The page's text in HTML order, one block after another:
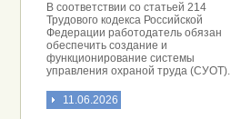
В соответствии со статьей 214
Трудового кодекса Российской
Федерации работодатель обязан
обеспечить создание и
функционирование системы
управления охраной труда (СУОТ).
11.06.2026